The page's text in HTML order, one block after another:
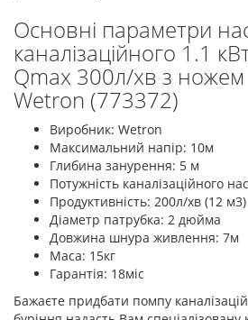
Основні параметри
каналізаційного 1.1
Qmax 300л/хв з ножем
Wetron (773372)
Виробник: Wetron
Максимальний напір: 10м
Глибина занурення: 5 м
Потужність каналізаційного
Продуктивність: 200л/хв (12 м3)
Діаметр патрубка: 2 дюйма
Довжина шнура живлення: 7м
Маса: 15кг
Гарантія: 18міс
Бажаєте придбати помпу